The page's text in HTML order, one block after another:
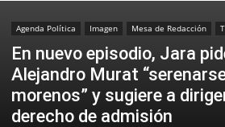
Oaxaca
Agenda Política Imagen Mesa de Redacción
En nuevo episodio, Jara
Alejandro Murat
morenos” y sugiere a
derecho de admisión